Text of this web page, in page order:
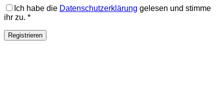
Ich habe die Datenschutzerklärung gelesen und stimme
ihr zu. *
Registrieren